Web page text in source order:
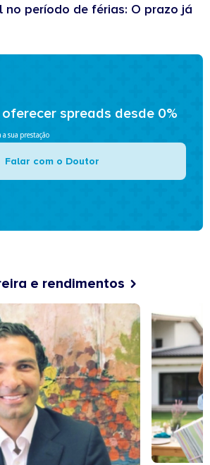
no período de férias: O prazo já
spreads desde 0%
a sua prestação
Falar com o Doutor
e rendimentos